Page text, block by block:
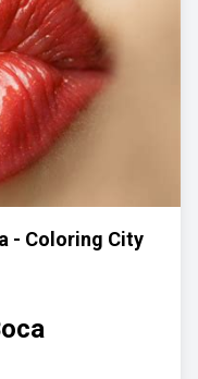
- Coloring City